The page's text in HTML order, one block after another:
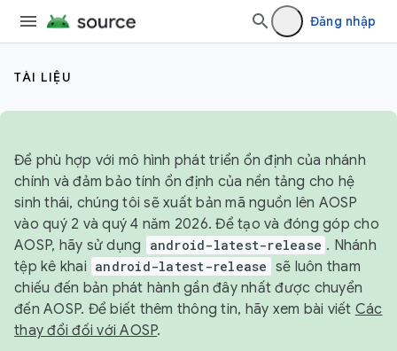
Đăng nhập
TÀI LIỆU
Để phù hợp với mô hình phát triển ổn định của nhánh
chính và đảm bảo tính ổn định của nền tảng cho hệ
sinh thái, chúng tôi sẽ xuất bản mã nguồn lên AOSP
vào quý 2 và quý 4 năm 2026. Để tạo và đóng góp cho
AOSP, hãy sử dụng
android-latest-release . Nhánh
tệp kê khai android-latest-release sẽ luôn tham
chiếu đến bản phát hành gần đây nhất được chuyển
đến AOSP. Để biết thêm thông tin, hãy xem bài viết Các
thay đổi đối với AOSP.